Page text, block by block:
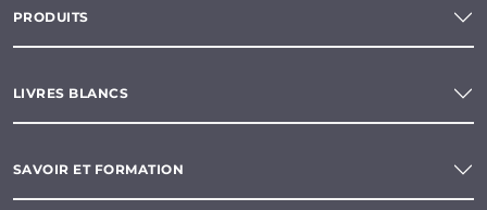
PRODUITS
LIVRES BLANCS
SAVOIR ET FORMATION